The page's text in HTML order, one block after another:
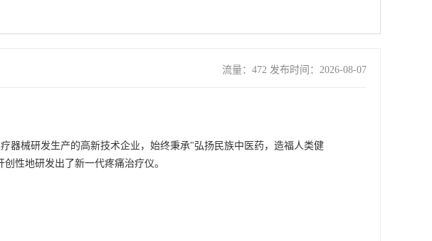
流量：472 发布时间：2026-08-07
器械研发生产的高新技术企业，始终秉承"弘扬民族中医药，造福人类健
性地研发出了新一代疼痛治疗仪。